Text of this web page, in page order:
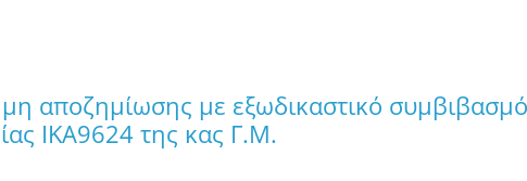
αποζημίωσης με εξωδικαστικό συμβιβασμό
ΙΚΑ9624 της κας Γ.Μ.